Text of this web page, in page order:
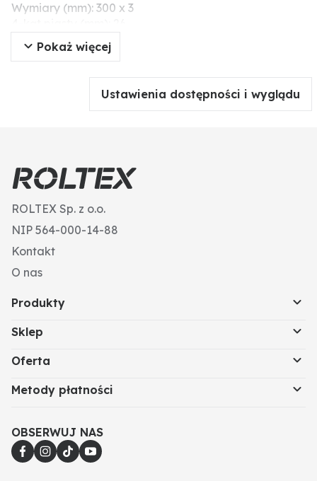
Wymiary (mm): 300 x 3
Liczba otworów: 8
Wersja: wersja gładka
Ø otworu (mm): 12
Pokaż więcej
Ustawienia dostępności i wyglądu
ROLTEX Sp. z o.o.
NIP 564-000-14-88
Kontakt
O nas
Produkty
Sklep
Oferta
Metody płatności
OBSERWUJ NAS